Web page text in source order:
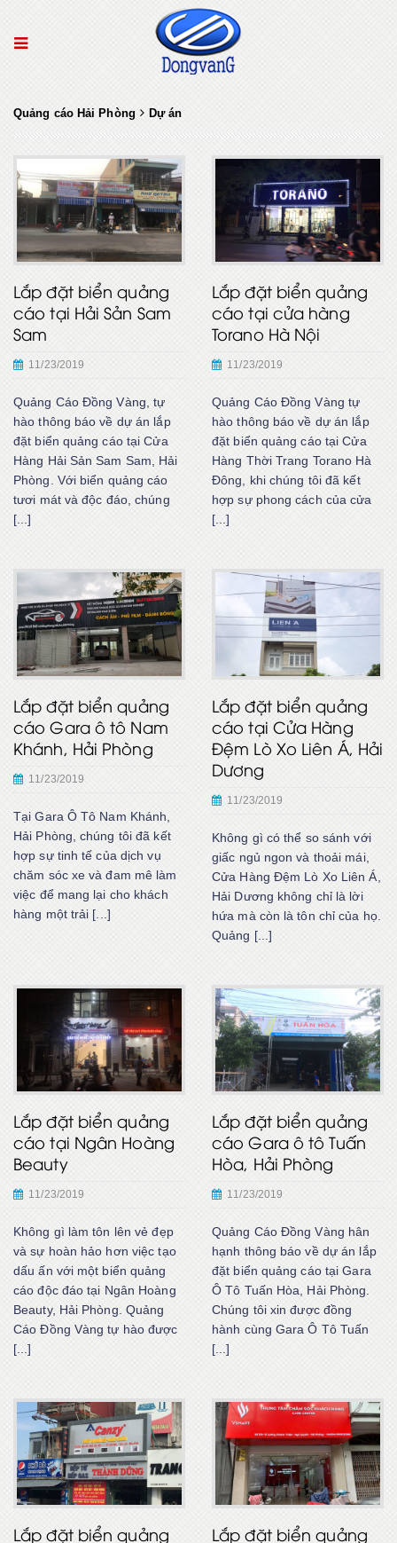
Quảng cáo Hải Phòng Dự án
Lắp đặt biển quảng
cáo tại Hải Sản Sam
Sam
11/23/2019
Quảng Cáo Đồng Vàng, tự
hào thông báo về dự án lắp
đặt biển quảng cáo tại Cửa
Hàng Hải Sản Sam Sam, Hải
Phòng. Với biển quảng cáo
tươi mát và độc đáo, chúng
[...]
Lắp đặt biển quảng
cáo tại cửa hàng
Torano Hà Nội
11/23/2019
Quảng Cáo Đồng Vàng tự
hào thông báo về dự án lắp
đặt biển quảng cáo tại Cửa
Hàng Thời Trang Torano Hà
Đông, khi chúng tôi đã kết
hợp sự phong cách của cửa
[...]
Lắp đặt biển quảng
cáo Gara ô tô Nam
Khánh, Hải Phòng
11/23/2019
Tại Gara Ô Tô Nam Khánh,
Hải Phòng, chúng tôi đã kết
hợp sự tinh tế của dịch vụ
chăm sóc xe và đam mê làm
việc để mang lại cho khách
hàng một trải [...]
Lắp đặt biển quảng
cáo tại Cửa Hàng
Đệm Lò Xo Liên Á, Hải
Dương
11/23/2019
Không gì có thể so sánh với
giấc ngủ ngon và thoải mái,
Cửa Hàng Đệm Lò Xo Liên Á,
Hải Dương không chỉ là lời
hứa mà còn là tôn chỉ của họ.
Quảng [...]
Lắp đặt biển quảng
cáo tại Ngân Hoàng
Beauty
11/23/2019
Không gì làm tôn lên vẻ đẹp
và sự hoàn hảo hơn việc tạo
dấu ấn với một biển quảng
cáo độc đáo tại Ngân Hoàng
Beauty, Hải Phòng. Quảng
Cáo Đồng Vàng tự hào được
[...]
Lắp đặt biển quảng
cáo Gara ô tô Tuấn
Hòa, Hải Phòng
11/23/2019
Quảng Cáo Đồng Vàng hân
hạnh thông báo về dự án lắp
đặt biển quảng cáo tại Gara
Ô Tô Tuấn Hòa, Hải Phòng.
Chúng tôi xin được đồng
hành cùng Gara Ô Tô Tuấn
[...]
Lắp đặt biển quảng
Lắp đặt biển quảng